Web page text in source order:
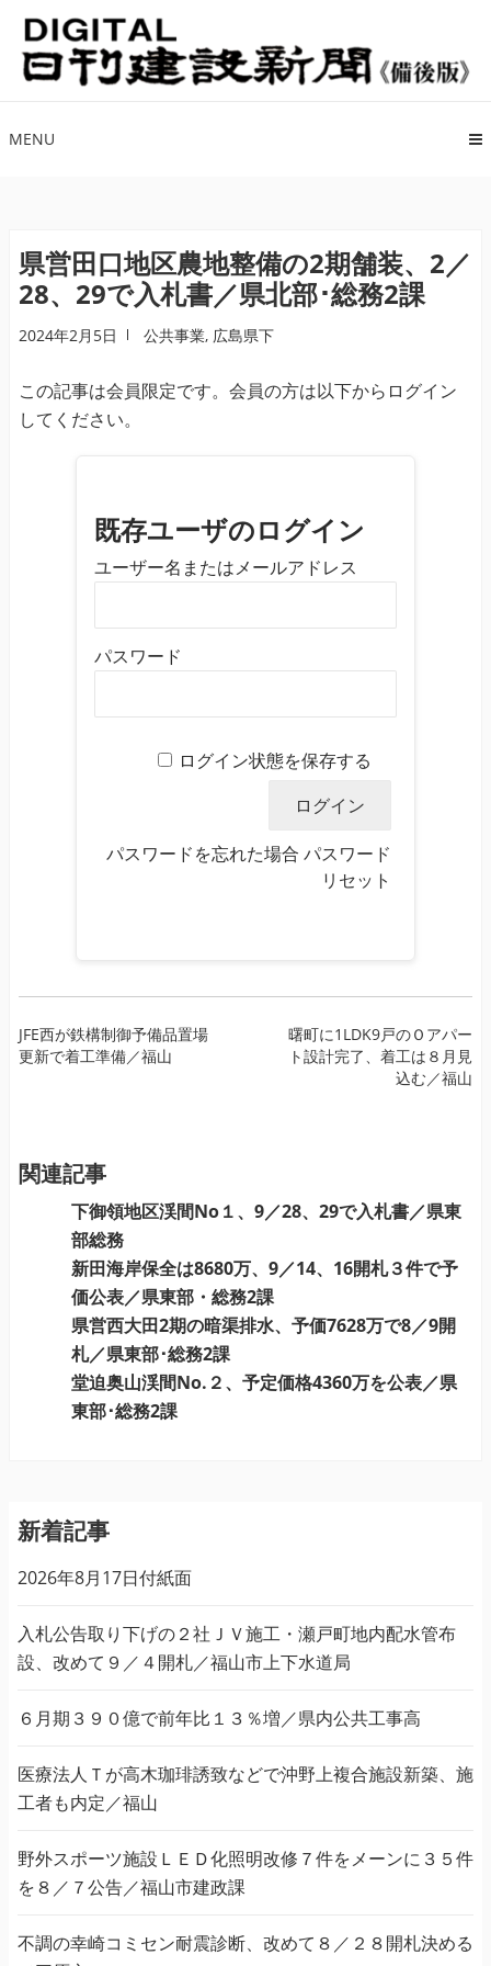
ナ
ビ
ゲ
シ
ス
キ
ッ
プ
コ
ン
テ
ツ
ッ
プ
MENU
県営田口地区農地整備の2期舗装、2／
28、29で入札書／県北部･総務2課
2024年2月5日 公共事業, 広島県下
この記事は会員限定です。会員の方は以下からログイン
してください。
既存ユーザのログイン
ユーザー名またはメールアドレス
パスワード
ログイン状態を保存する
パスワードを忘れた場合 パスワード
リセット
投
稿
ー
JFE西が鉄構制御予備品置場
更新で着工準備／福山
曙町に1LDK9戸のＯアパー
ト設計完了、着工は８月見
込む／福山
関連記事
下御領地区渓間No１、9／28、29で入札書／県東
部総務
新田海岸保全は8680万、9／14、16開札３件で予
価公表／県東部・総務2課
県営西大田2期の暗渠排水、予価7628万で8／9開
札／県東部･総務2課
堂迫奥山渓間No.２、予定価格4360万を公表／県
東部･総務2課
新着記事
2026年8月17日付紙面
入札公告取り下げの２社ＪＶ施工・瀬戸町地内配水管布
設、改めて９／４開札／福山市上下水道局
６月期３９０億で前年比１３％増／県内公共工事高
医療法人Ｔが高木珈琲誘致などで沖野上複合施設新築、施
工者も内定／福山
野外スポーツ施設ＬＥＤ化照明改修７件をメーンに３５件
を８／７公告／福山市建政課
不調の幸崎コミセン耐震診断、改めて８／２８開札決める